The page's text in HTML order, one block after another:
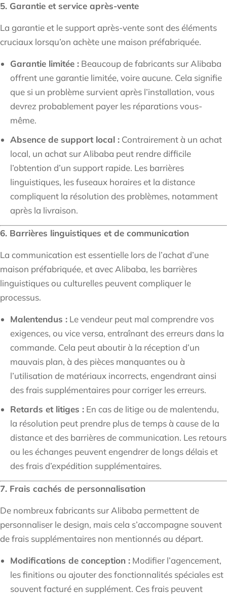
5. Garantie et service après-vente
La garantie et le support après-vente sont des éléments
cruciaux lorsqu’on achète une maison préfabriquée.
Garantie limitée : Beaucoup de fabricants sur Alibaba
offrent une garantie limitée, voire aucune. Cela signifie
que si un problème survient après l’installation, vous
devrez probablement payer les réparations vous-
même.
Absence de support local : Contrairement à un achat
local, un achat sur Alibaba peut rendre difficile
l’obtention d’un support rapide. Les barrières
linguistiques, les fuseaux horaires et la distance
compliquent la résolution des problèmes, notamment
après la livraison.
6. Barrières linguistiques et de communication
La communication est essentielle lors de l’achat d’une
maison préfabriquée, et avec Alibaba, les barrières
linguistiques ou culturelles peuvent compliquer le
processus.
Malentendus : Le vendeur peut mal comprendre vos
exigences, ou vice versa, entraînant des erreurs dans la
commande. Cela peut aboutir à la réception d’un
mauvais plan, à des pièces manquantes ou à
l’utilisation de matériaux incorrects, engendrant ainsi
des frais supplémentaires pour corriger les erreurs.
Retards et litiges : En cas de litige ou de malentendu,
la résolution peut prendre plus de temps à cause de la
distance et des barrières de communication. Les retours
ou les échanges peuvent engendrer de longs délais et
des frais d’expédition supplémentaires.
7. Frais cachés de personnalisation
De nombreux fabricants sur Alibaba permettent de
personnaliser le design, mais cela s’accompagne souvent
de frais supplémentaires non mentionnés au départ.
Modifications de conception : Modifier l’agencement,
les finitions ou ajouter des fonctionnalités spéciales est
souvent facturé en supplément. Ces frais peuvent